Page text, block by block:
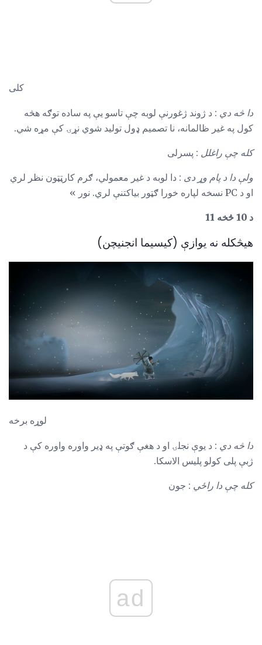
کلی
دا څه دي : د ژوند ژغورنې لوبه چې تاسو یې په ساده توګه هڅه
کول په غیر ظالمانه، نا تصمیم ډول تولید شوي نړۍ کې مړه شي.
کله چې راغلل : پسرلی
ولې دا د پام وړ دی : دا لوبه د غیر معمولي، ګرم کارټټون نظر لري
او د PC نسخه لپاره خورا ګټور بیاکتنې لري. نور »
د 10 څخه 11
هیڅکله نه یوازې (کیسیما انجنیچن)
لوړه برخه
دا څه دي : د یوې نجلۍ او د هغې ګوتې په ډیر واوره واوره کې د
ژبې پلی کولو پلیس الاسکا.
کله چې دا راځي : جون
ad